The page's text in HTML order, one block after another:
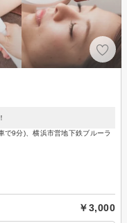
で9分)、横浜市営地下鉄ブルーラ
￥3,000